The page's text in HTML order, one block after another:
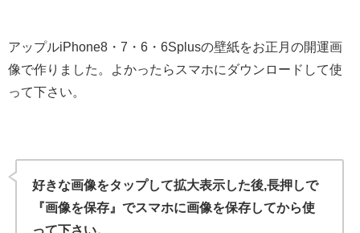
アップルiPhone8・7・6・6Splusの壁紙をお正月の開運画
像で作りました。よかったらスマホにダウンロードして使
って下さい。
好きな画像をタップして拡大表示した後,長押しで
『画像を保存』でスマホに画像を保存してから使
って下さい。